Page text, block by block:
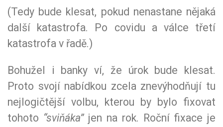
(Tedy bude klesat, pokud nenastane nějaká
další katastrofa. Po covidu a válce třetí
katastrofa v řadě.)
Bohužel i banky ví, že úrok bude klesat.
Proto svojí nabídkou zcela znevýhodňují tu
nejlogičtější volbu, kterou by bylo fixovat
tohoto “sviňáka”jen na rok. Roční fixace je